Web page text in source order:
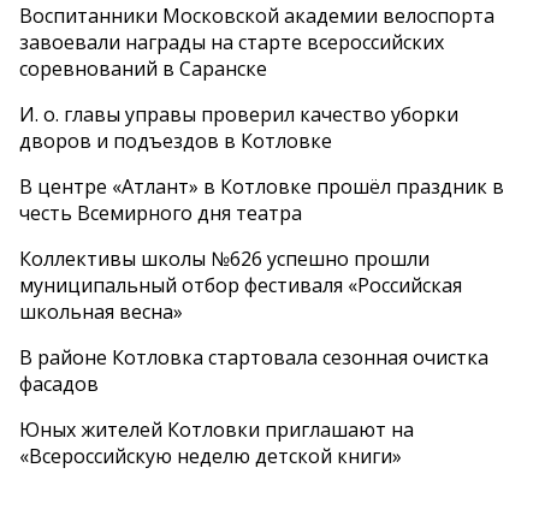
Воспитанники Московской академии велоспорта
завоевали награды на старте всероссийских
соревнований в Саранске
И. о. главы управы проверил качество уборки
дворов и подъездов в Котловке
В центре «Атлант» в Котловке прошёл праздник в
честь Всемирного дня театра
Коллективы школы №626 успешно прошли
муниципальный отбор фестиваля «Российская
школьная весна»
В районе Котловка стартовала сезонная очистка
фасадов
Юных жителей Котловки приглашают на
«Всероссийскую неделю детской книги»